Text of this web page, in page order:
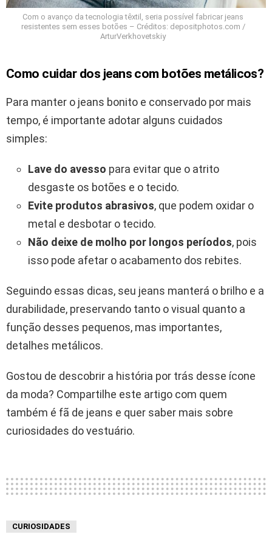
Com o avanço da tecnologia têxtil, seria possível fabricar jeans
resistentes sem esses botões – Créditos: depositphotos.com /
ArturVerkhovetskiy
Como cuidar dos jeans com botões metálicos?
Para manter o jeans bonito e conservado por mais
tempo, é importante adotar alguns cuidados
simples:
Lave do avesso para evitar que o atrito
desgaste os botões e o tecido.
Evite produtos abrasivos, que podem oxidar o
metal e desbotar o tecido.
Não deixe de molho por longos períodos, pois
isso pode afetar o acabamento dos rebites.
Seguindo essas dicas, seu jeans manterá o brilho e a
durabilidade, preservando tanto o visual quanto a
função desses pequenos, mas importantes,
detalhes metálicos.
Gostou de descobrir a história por trás desse ícone
da moda? Compartilhe este artigo com quem
também é fã de jeans e quer saber mais sobre
curiosidades do vestuário.
CURIOSIDADES